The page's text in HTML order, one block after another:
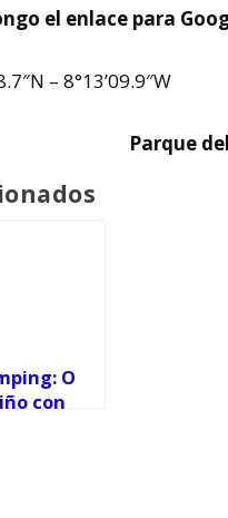
el enlace para
– 8°13’09.9″W
Parque
O
con